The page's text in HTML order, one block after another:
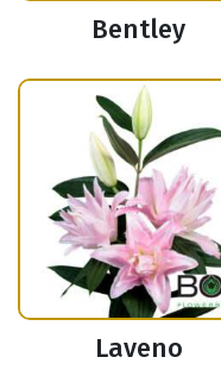
Bentley
Laveno